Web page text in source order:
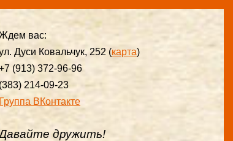
вас:
Дуси Ковальчук, 252 (карта)
(913) 372-96-96
214-09-23
Группа ВКонтакте
дружить!